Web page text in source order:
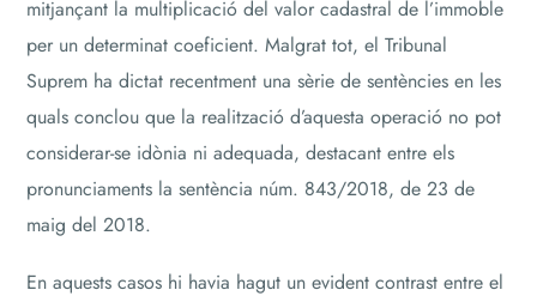
mitjançant la multiplicació del valor cadastral de l’immoble
per un determinat coeficient. Malgrat tot, el Tribunal
Suprem ha dictat recentment una sèrie de sentències en les
quals conclou que la realització d’aquesta operació no pot
considerar-se idònia ni adequada, destacant entre els
pronunciaments la sentència núm. 843/2018, de 23 de
maig del 2018.
En aquests casos hi havia hagut un evident contrast entre el